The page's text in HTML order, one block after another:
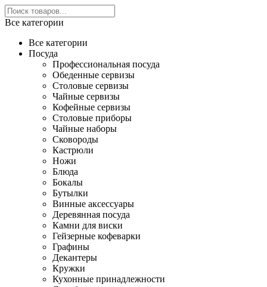
Все категории
Все категории
Посуда
Профессиональная посуда
Обеденные сервизы
Столовые сервизы
Чайные сервизы
Кофейные сервизы
Столовые приборы
Чайные наборы
Сковороды
Кастрюли
Ножи
Блюда
Бокалы
Бутылки
Винные аксессуары
Деревянная посуда
Камни для виски
Гейзерные кофеварки
Графины
Декантеры
Кружки
Кухонные принадлежности